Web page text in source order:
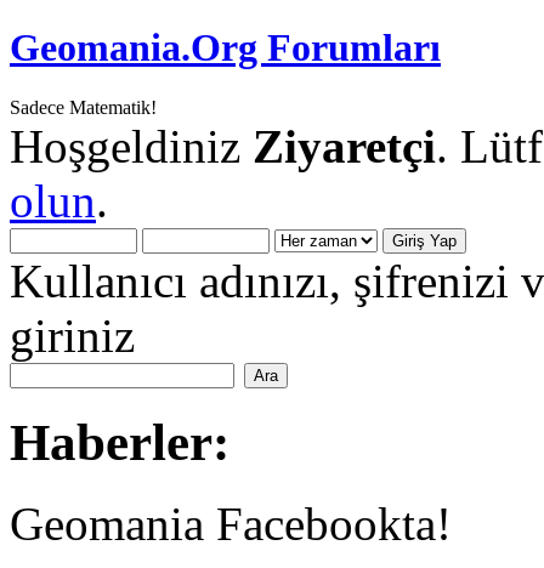
Geomania.Org Forumları
Sadece Matematik!
Hoşgeldiniz Ziyaretçi.
olun.
Kullanıcı adınızı,
giriniz
Haberler:
Geomania Facebookta!